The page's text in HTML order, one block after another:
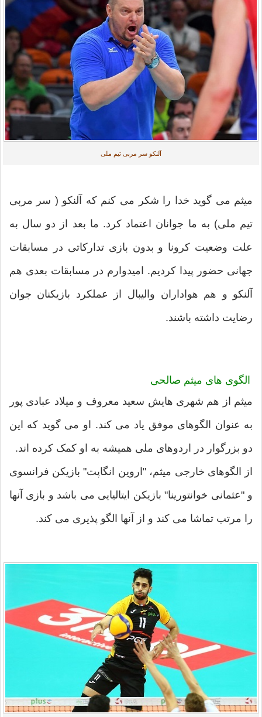
آلنکو سر مربی تیم ملی
میثم می گوید خدا را شکر می کنم که آلنکو ( سر مربی
تیم ملی) به ما جوانان اعتماد کرد. ما بعد از دو سال به
علت وضعیت کرونا و بدون بازی تدارکاتی در مسابقات
جهانی حضور پیدا کردیم. امیدوارم در مسابقات بعدی هم
آلنکو و هم هواداران والیبال از عملکرد بازیکنان جوان
رضایت داشته باشند.
الگوی های میثم صالحی
میثم از هم شهری هایش سعید معروف و میلاد عبادی پور
به عنوان الگوهای موفق یاد می کند. او می گوید که این
دو بزرگوار در اردوهای ملی همیشه به او کمک کرده اند.
از الگوهای خارجی میثم، "اروین انگاپت" بازیکن فرانسوی
و "عثمانی خوانتورینا" بازیکن ایتالیایی می باشد و بازی آنها
را مرتب تماشا می کند و از آنها الگو پذیری می کند.